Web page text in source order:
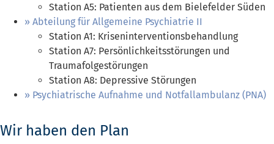
Station A5: Patienten aus dem Bielefelder Süden
Abteilung für Allgemeine Psychiatrie II
Station A1: Kriseninterventionsbehandlung
Station A7: Persönlichkeitsstörungen und
Traumafolgestörungen
Station A8: Depressive Störungen
Psychiatrische Aufnahme und Notfallambulanz (PNA)
Wir haben den Plan